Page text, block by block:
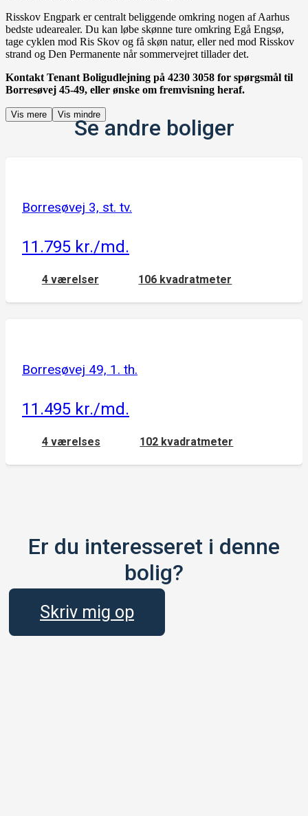
Risskov Engpark er centralt beliggende omkring nogen af Aarhus
bedste udearealer. Du kan løbe skønne ture omkring Egå Engsø,
tage cyklen mod Ris Skov og få skøn natur, eller ned mod Risskov
strand og Den Permanente når sommervejret tillader det.
Kontakt Tenant Boligudlejning på 4230 3058 for spørgsmål til
Borresøvej 45-49, eller ønske om fremvisning heraf.
Vis mere Vis mindre
Se andre boliger
Borresøvej 3, st. tv.
11.795 kr./md.
4 værelser 106 kvadratmeter
Borresøvej 49, 1. th.
11.495 kr./md.
4 værelses 102 kvadratmeter
Er du interesseret i denne
bolig?
Skriv mig op